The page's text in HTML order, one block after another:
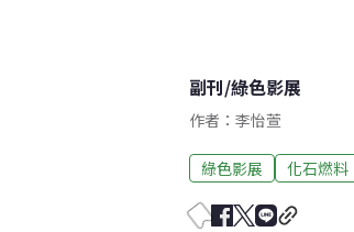
副刊/綠色影展
作者：李怡萱
綠色影展 化石燃料